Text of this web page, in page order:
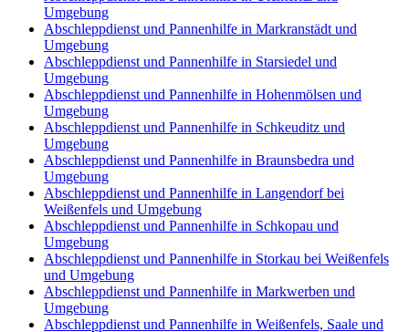
Umgebung
Abschleppdienst und Pannenhilfe in Markranstädt und
Umgebung
Abschleppdienst und Pannenhilfe in Starsiedel und
Umgebung
Abschleppdienst und Pannenhilfe in Hohenmölsen und
Umgebung
Abschleppdienst und Pannenhilfe in Schkeuditz und
Umgebung
Abschleppdienst und Pannenhilfe in Braunsbedra und
Umgebung
Abschleppdienst und Pannenhilfe in Langendorf bei
Weißenfels und Umgebung
Abschleppdienst und Pannenhilfe in Schkopau und
Umgebung
Abschleppdienst und Pannenhilfe in Storkau bei Weißenfels
und Umgebung
Abschleppdienst und Pannenhilfe in Markwerben und
Umgebung
Abschleppdienst und Pannenhilfe in Weißenfels, Saale und